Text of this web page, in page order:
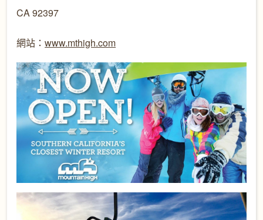
CA 92397
網站：www.mthigh.com